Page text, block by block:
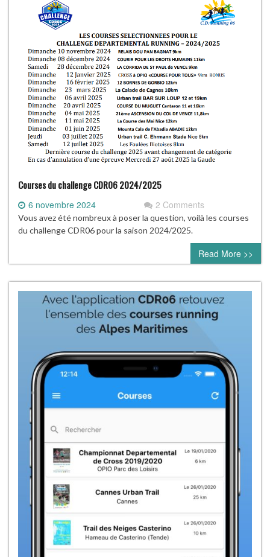
Courses du challenge CDR06 2024/2025
6 novembre 2024 2 Comments
Vous avez été nombreux à poser la question, voilà les courses
du challenge CDR06 pour la saison 2024/2025.
Read More >>